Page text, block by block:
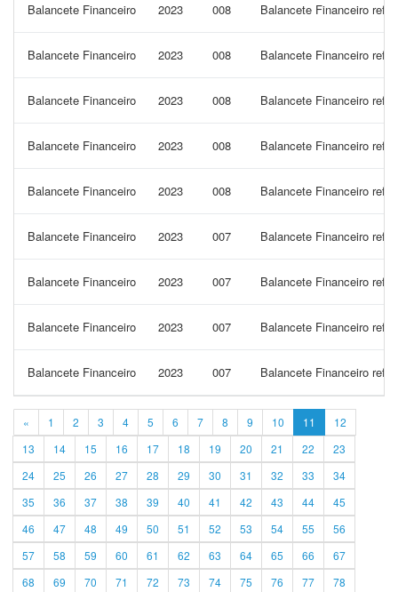
Balancete Financeiro 2023 008 Balancete Financeiro
Balancete Financeiro 2023 008 Balancete Financeiro
Balancete Financeiro 2023 008 Balancete Financeiro
Balancete Financeiro 2023 008 Balancete Financeiro
Balancete Financeiro 2023 008 Balancete Financeiro
Balancete Financeiro 2023 007 Balancete Financeiro
Balancete Financeiro 2023 007 Balancete Financeiro
Balancete Financeiro 2023 007 Balancete Financeiro
Balancete Financeiro 2023 007 Balancete Financeiro
« 1 2 3 4 5 6 7 8 9 10 11
12
13
14 15 16 17 18 19 20 21 22
23
24
25 26 27 28 29 30 31 32 33
34
35
36 37 38 39 40 41 42 43 44
45
46
47 48 49 50 51 52 53 54 55
56
57
58 59 60 61 62 63 64 65 66
67
68
69 70 71 72 73 74 75 76 77 78